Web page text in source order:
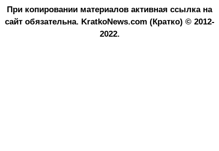
При копировании материалов активная ссылка на
сайт обязательна. KratkoNews.com (Кратко) © 2012-
2022.